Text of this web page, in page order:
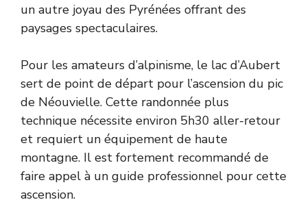
un autre joyau des Pyrénées offrant des
paysages spectaculaires.
Pour les amateurs d’alpinisme, le lac d’Aubert
sert de point de départ pour l’ascension du pic
de Néouvielle. Cette randonnée plus
technique nécessite environ 5h30 aller-retour
et requiert un équipement de haute
montagne. Il est fortement recommandé de
faire appel à un guide professionnel pour cette
ascension.